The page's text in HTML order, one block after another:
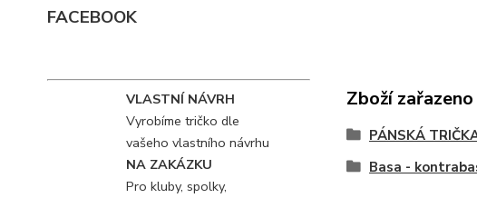
FACEBOOK
VLASTNÍ NÁVRH
Vyrobíme tričko dle
vašeho vlastního návrhu
NA ZAKÁZKU
Pro kluby, spolky,
Zboží
PÁNSKÁ
Basa -